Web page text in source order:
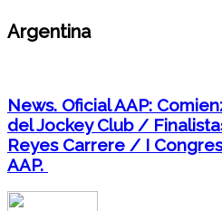
Argentina
News. Oficial AAP:
del Jockey Club /
Reyes Carrere / I
AAP.